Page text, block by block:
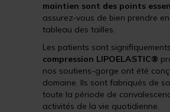
maintien sont des points
assurez-vous de bien prendre
tableau des tailles.
Les patients sont
compression LIPOELASTIC®
nos soutiens-gorge ont été
domaine. Ils sont fabriqués de
toute la période de
activités de la vie quotidienne.